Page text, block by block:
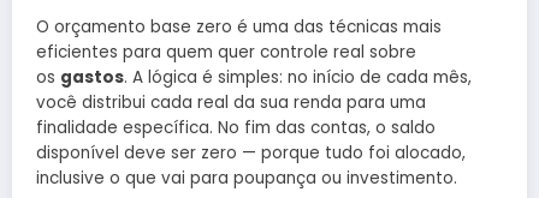
O orçamento base zero é uma das técnicas mais
eficientes para quem quer controle real sobre
os gastos. A lógica é simples: no início de cada mês,
você distribui cada real da sua renda para uma
finalidade específica. No fim das contas, o saldo
disponível deve ser zero — porque tudo foi alocado,
inclusive o que vai para poupança ou investimento.